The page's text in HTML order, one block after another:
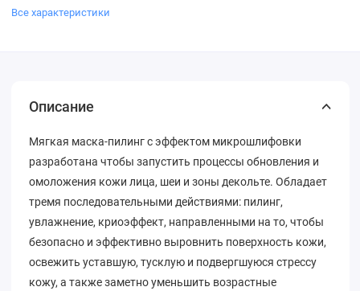
Все характеристики
Описание
Мягкая маска-пилинг с эффектом микрошлифовки
разработана чтобы запустить процессы обновления и
омоложения кожи лица, шеи и зоны декольте. Обладает
тремя последовательными действиями: пилинг,
увлажнение, криоэффект, направленными на то, чтобы
безопасно и эффективно выровнить поверхность кожи,
освежить уставшую, тусклую и подвергшуюся стрессу
кожу, а также заметно уменьшить возрастные